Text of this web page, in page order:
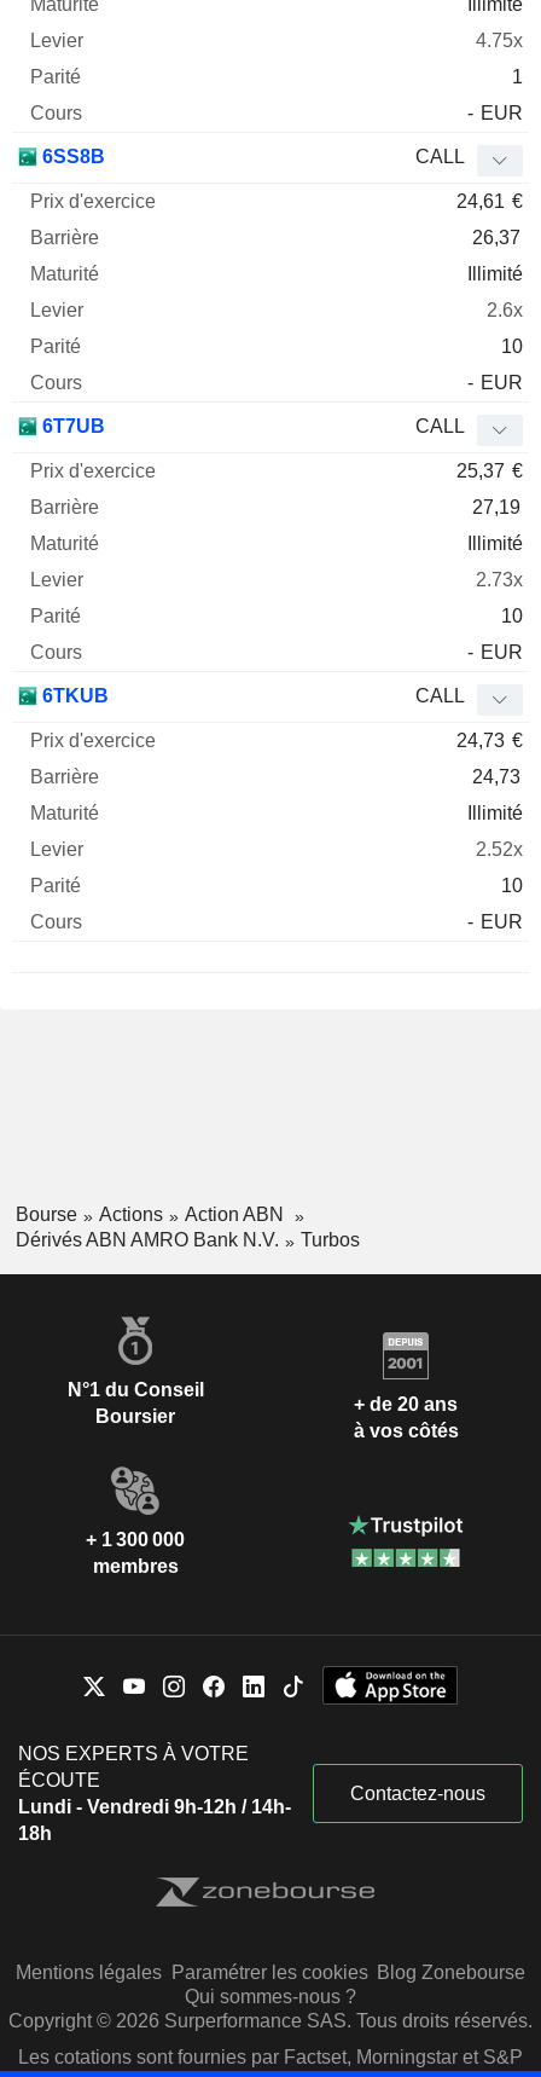
Illimité
4.75x
1
- EUR
6SS8B CALL
24,61 €
26,37
Illimité
2.6x
10
- EUR
6T7UB CALL
25,37 €
27,19
Illimité
2.73x
10
- EUR
6TKUB CALL
24,73 €
24,73
Illimité
2.52x
10
- EUR
Bourse Actions
Action ABN
Dérivés ABN AMRO Bank N.V.
Turbos
N°1 du Conseil
Boursier
+ de 20 ans
à vos côtés
+ 1 300 000
membres
NOS EXPERTS À VOTRE
ÉCOUTE
Lundi - Vendredi 9h-12h / 14h-
18h
Contactez-nous
Mentions légales Paramétrer les cookies Blog Zonebourse
Qui sommes-nous ?
Copyright © 2026 Surperformance SAS. Tous droits réservés.
Les cotations sont fournies par Factset, Morningstar et S&P